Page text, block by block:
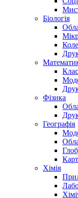
Біологія
Фізика
Географія
Хімія